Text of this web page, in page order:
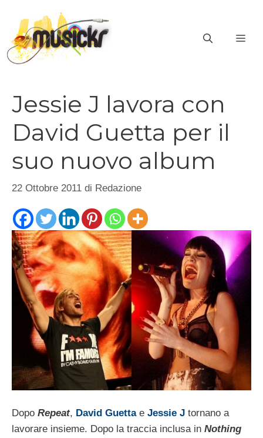
contenuto
Jessie J lavora con
David Guetta per il
suo nuovo album
22 Ottobre 2011 di Redazione
Dopo Repeat, David Guetta e Jessie J tornano a
lavorare insieme. Dopo la traccia inclusa in Nothing